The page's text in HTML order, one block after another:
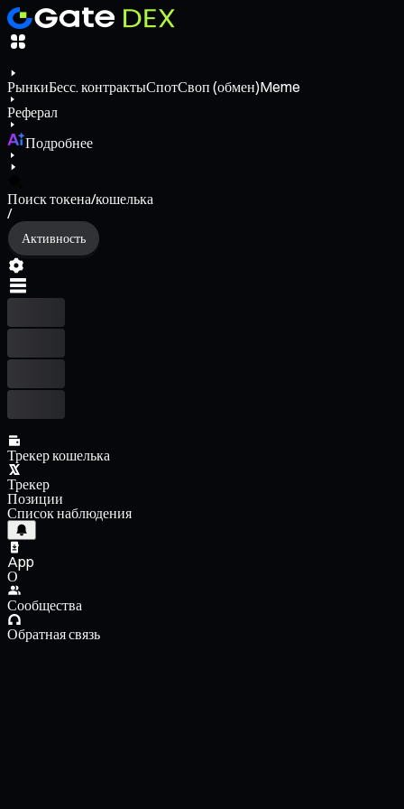
РынкиБесс. контрактыСпотСвоп (обмен)Meme
Реферал
Подробнее
Поиск токена/кошелька
/
Активность
Трекер кошелька
Трекер
Позиции
Список наблюдения
App
О
Сообщества
Обратная связь